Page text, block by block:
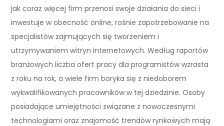
jak coraz więcej firm przenosi swoje działania do sieci i
inwestuje w obecność online, rośnie zapotrzebowanie na
specjalistów zajmujących się tworzeniem i
utrzymywaniem witryn internetowych. Według raportów
branżowych liczba ofert pracy dla programistów wzrasta
z roku na rok, a wiele firm boryka się z niedoborem
wykwalifikowanych pracowników w tej dziedzinie. Osoby
posiadające umiejętności związane z nowoczesnymi
technologiami oraz znajomość trendów rynkowych mają